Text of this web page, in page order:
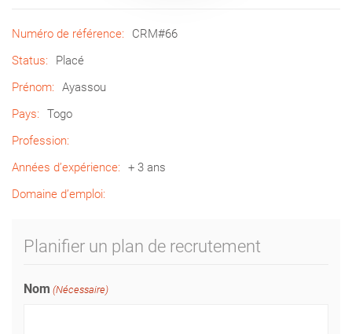
Numéro de référence:
CRM#66
Status:
Placé
Prénom:
Ayassou
Pays:
Togo
Profession:
Années d’expérience:
+ 3 ans
Domaine d’emploi:
Planifier un plan de recrutement
Nom (Nécessaire)